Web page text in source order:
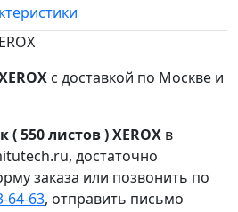
с доставкой по Москве и
( 550 листов ) XEROX в
достаточно
заказа или позвонить по
64-63, отправить письмо